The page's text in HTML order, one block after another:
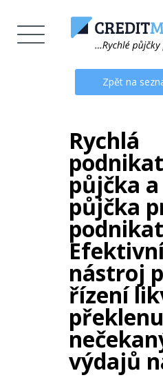
Zpět na
Rychlá
půjčka
půjčka
nástroj
řízení
výdajů